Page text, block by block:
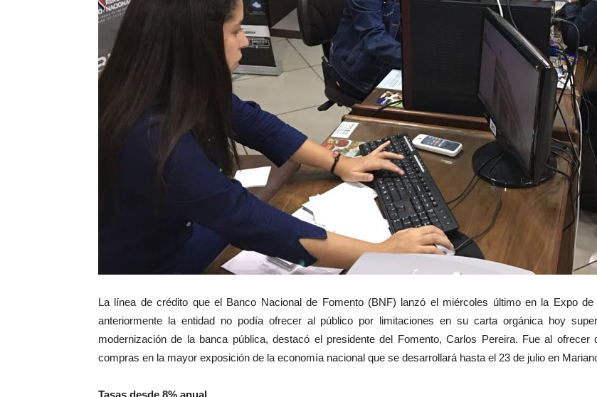
La línea de crédito que el Banco Nacional de Fomento (BNF) lanzó el miércoles último en la Expo
anteriormente la entidad no podía ofrecer al público por limitaciones en su carta orgánica hoy
modernización de la banca pública, destacó el presidente del Fomento, Carlos Pereira. Fue al
compras en la mayor exposición de la economía nacional que se desarrollará hasta el 23 de julio en
Tasas desde 8% anual